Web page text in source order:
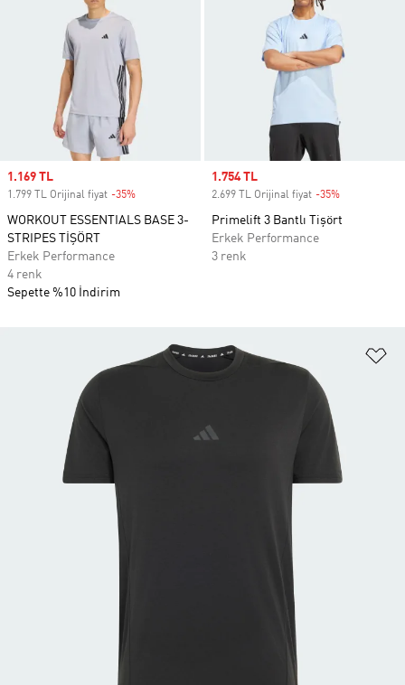
Sale price
1.169 TL
1.799 TL Orijinal fiyat -35%
WORKOUT ESSENTIALS BASE 3-
STRIPES TİŞÖRT
Erkek Performance
4 renk
Sepette %10 İndirim
Sale price
1.754 TL
2.699 TL Orijinal fiyat -35%
Primelift 3 Bantlı Tişört
Erkek Performance
3 renk